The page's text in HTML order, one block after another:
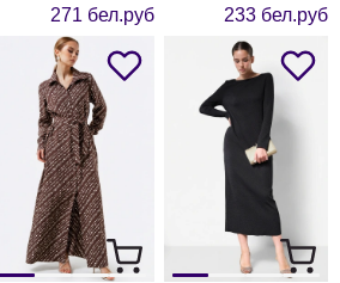
271 бел.руб
233 бел.руб